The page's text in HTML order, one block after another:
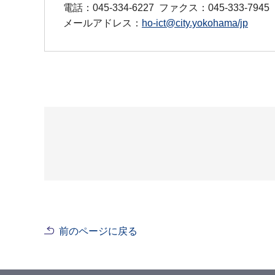
電話：045-334-6227 ファクス：045-333-7945
メールアドレス： ho-ict@city.yokohama/jp
前のページに戻る